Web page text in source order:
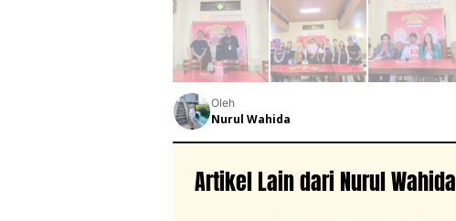
Oleh
Nurul Wahida
Artikel Lain dari Nurul Wahida